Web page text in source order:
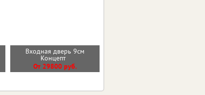
Входная дверь 9см
Концепт
От 29800 руб.